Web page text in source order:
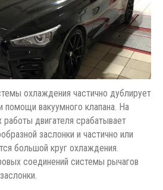
охлаждения частично дублирует
помощи вакуумного клапана. На
двигателя срабатывает
заслонки и частично или
большой круг охлаждения.
соединений системы рычагов